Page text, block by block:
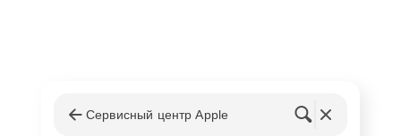
Сервисный центр Apple